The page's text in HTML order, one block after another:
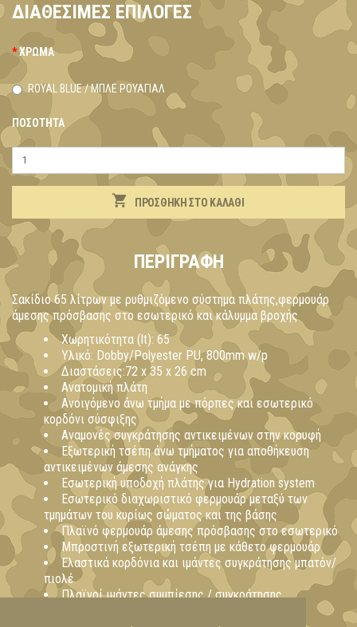
ΔΙΑΘΈΣΙΜΕΣ ΕΠΙΛΟΓΈΣ
ΧΡΏΜΑ
ROYAL BLUE / ΜΠΛΕ ΡΟΥΑΓΙΑΛ
ΠΟΣΌΤΗΤΑ
ΠΡΟΣΘΉΚΗ ΣΤΟ ΚΑΛΆΘΙ
ΠΕΡΙΓΡΑΦΉ
Σακίδιο 65 λίτρων με ρυθμιζόμενο σύστημα πλάτης,φερμουάρ
άμεσης πρόσβασης στο εσωτερικό και κάλυμμα βροχής
Χωρητικότητα (lt): 65
Υλικό: Dobby/Polyester PU, 800mm w/p
Διαστάσεις:72 x 35 x 26 cm
Ανατομική πλάτη
Ανοιγόμενο άνω τμήμα με πόρπες και εσωτερικό
κορδόνι σύσφιξης
Αναμονές συγκράτησης αντικειμένων στην κορυφή
Εξωτερική τσέπη άνω τμήματος για αποθήκευση
αντικειμένων άμεσης ανάγκης
Εσωτερική υποδοχή πλάτης για Hydration system
Εσωτερικό διαχωριστικό φερμουάρ μεταξύ των
τμημάτων του κυρίως σώματος και της βάσης
Πλαϊνό φερμουάρ άμεσης πρόσβασης στο εσωτερικό
Μπροστινή εξωτερική τσέπη με κάθετο φερμουάρ
Ελαστικά κορδόνια και ιμάντες συγκράτησης μπατόν/
πιολέ
Πλαϊνοί ιμάντες συμπίεσης / συγκράτησης